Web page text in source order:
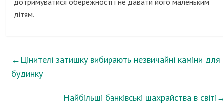
дотримуватися обережності і не давати його маленьким
дітям.
← Цінителі затишку вибирають незвичайні каміни для
будинку
Найбільші банківські шахрайства в світі